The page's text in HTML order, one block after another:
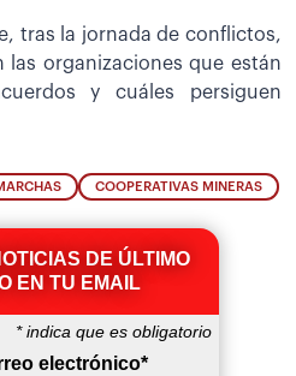
tras la jornada de conflictos,
las organizaciones que están
y cuáles persiguen
COOPERATIVAS MINERAS
DE ÚLTIMO
EN TU EMAIL
*indica que es obligatorio
electrónico*